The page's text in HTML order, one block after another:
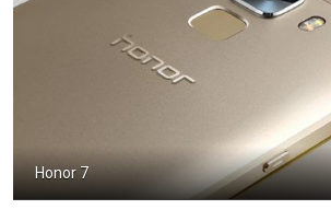
Honor 7